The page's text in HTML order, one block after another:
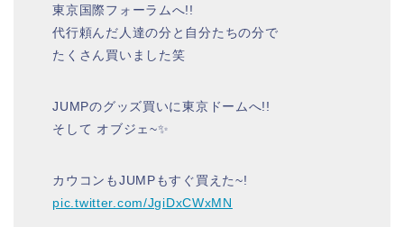
東京国際フォーラムへ!!
代行頼んだ人達の分と自分たちの分で
たくさん買いました笑
JUMPのグッズ買いに東京ドームへ!!
そして オブジェ~✨
カウコンもJUMPもすぐ買えた~!
pic.twitter.com/JgiDxCWxMN